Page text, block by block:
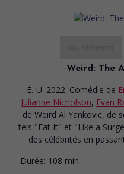
Weird: The
É.-U. 2022. Comédie de
Julianne Nicholson, Evan
de Weird Al Yankovic, de
tels "Eat It" et "Like a
des célébrités en
Durée: 108 min.